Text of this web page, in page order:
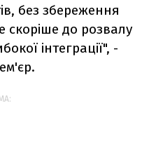
без збереження
скоріше до розвалу
інтеграції", -